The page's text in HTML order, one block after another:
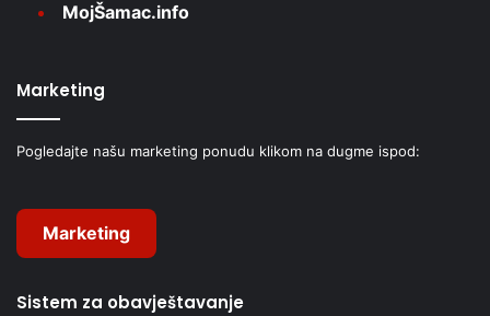
MojŠamac.info
Marketing
Pogledajte našu marketing ponudu klikom na dugme ispod:
Marketing
Sistem za obavještavanje